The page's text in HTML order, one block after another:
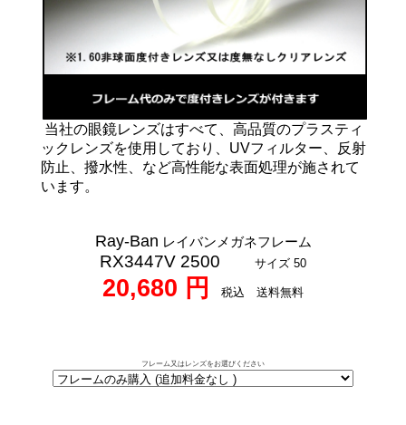
当社の眼鏡レンズはすべて、高品質のプラスティ
ックレンズを使用しており、UVフィルター、反射
防止、撥水性、など高性能な表面処理が施されて
います。
Ray-Ban レイバンメガネフレーム
RX3447V 2500 サイズ 50
20,680 円 税込 送料無料
フレーム又はレンズをお選びください